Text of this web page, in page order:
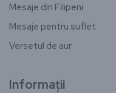
Mesaje din Filipeni
Mesaje pentru suflet
Versetul de aur
Informații